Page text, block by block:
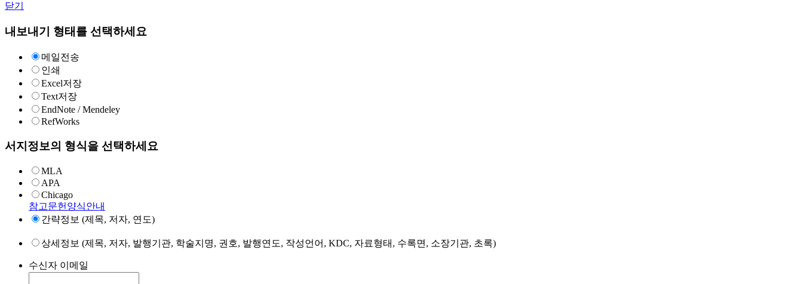
닫기
내보내기 형태를 선택하세요
메일전송
인쇄
Excel저장
Text저장
EndNote / Mendeley
RefWorks
서지정보의 형식을 선택하세요
MLA
APA
Chicago
참고문헌양식안내
간략정보 (제목, 저자, 연도)
상세정보 (제목, 저자, 발행기관, 학술지명, 권호, 발행연도, 작성언어, KDC, 자료형태, 수록면, 소장기관, 초록)
수신자 이메일